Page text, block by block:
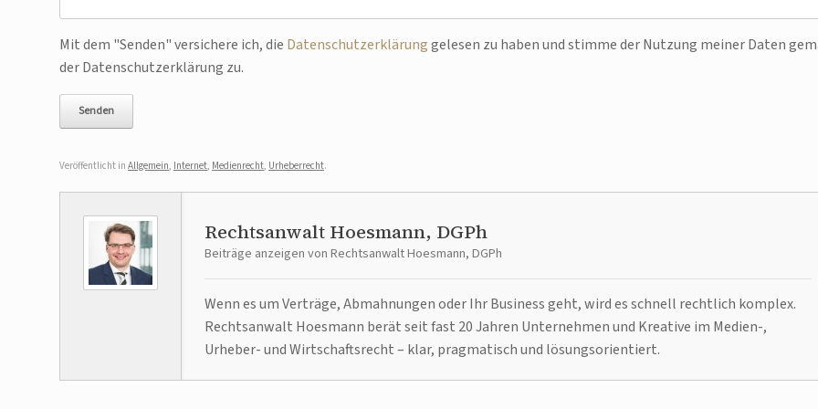
Bitte lasse dieses Feld leer.
Mit dem "Senden" versichere ich, die Datenschutzerklärunggelesen zu haben und stimme der Nutzung meiner Daten
der Datenschutzerklärung zu.
Veröffentlicht in Allgemein, Internet, Medienrecht, Urheberrecht.
Rechtsanwalt Hoesmann, DGPh
Beiträge anzeigen von Rechtsanwalt Hoesmann, DGPh
Wenn es um Verträge, Abmahnungen oder Ihr Business geht, wird es schnell rechtlich komplex.
Rechtsanwalt Hoesmann berät seit fast 20 Jahren Unternehmen und Kreative im Medien-,
Urheber- und Wirtschaftsrecht – klar, pragmatisch und lösungsorientiert.